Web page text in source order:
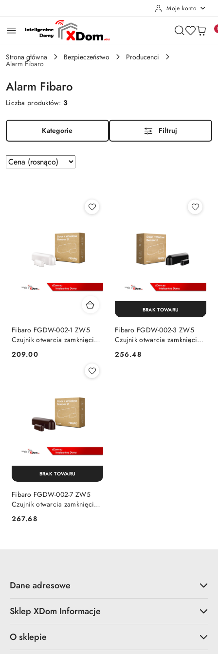
Moje konto
Strona główna Bezpieczeństwo Producenci
Alarm Fibaro
Alarm Fibaro
Liczba produktów:3
Kategorie Filtruj
Zastosowano
sortowanie:
Sortuj
według
Fibaro FGDW-002-1 ZW5
Czujnik otwarcia zamknięcia
dzrzwi okna
Cena:
209.00
Fibaro FGDW-002-3 ZW5
Czujnik otwarcia zamknięcia
dzrzwi okna
Cena:
256.48
BRAK TOWARU
Fibaro FGDW-002-7 ZW5
Czujnik otwarcia zamknięcia
Cena:
267.68
BRAK TOWARU
Dane adresowe
Sklep XDom Informacje
O sklepie